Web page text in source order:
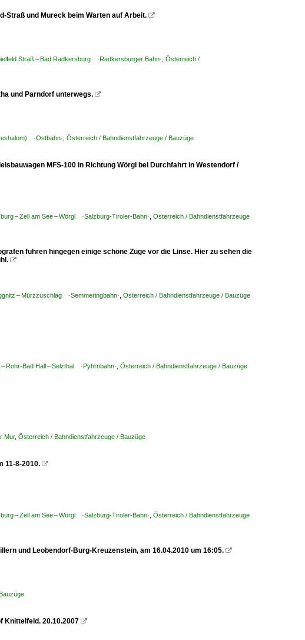
Straß und Mureck beim Warten auf Arbeit. 
Straß – Bad Radkersburg ·Radkersburger Bahn· Österreich /
und Parndorf unterwegs. 
·Ostbahn· Österreich / Bahndienstfahrzeuge / Bauzüge
MFS-100 in Richtung Wörgl bei Durchfahrt in Westendorf /
– Zell am See – Wörgl ·Salzburg-Tiroler-Bahn· Österreich / Bahndienstfahrzeuge
fuhren hingegen einige schöne Züge vor die Linse. Hier zu sehen die

– Mürzzuschlag ·Semmeringbahn· Österreich / Bahndienstfahrzeuge / Bauzüge
Rohr-Bad Hall – Selzthal ·Pyhrnbahn· Österreich / Bahndienstfahrzeuge / Bauzüge
Mur, Österreich / Bahndienstfahrzeuge / Bauzüge
11-8-2010. 
– Zell am See – Wörgl ·Salzburg-Tiroler-Bahn· Österreich / Bahndienstfahrzeuge
und Leobendorf-Burg-Kreuzenstein, am 16.04.2010 um 16:05. 
Knittelfeld. 20.10.2007 